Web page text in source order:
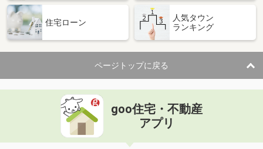
住宅ローン
人気タウン
ランキング
ページトップに戻る
goo住宅・不動産
アプリ